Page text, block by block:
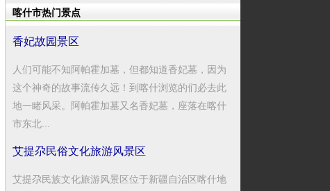
喀什市热门景点
香妃故园景区
人们可能不知阿帕霍加墓，但都知道香妃墓，因为
这个神奇的故事流传久远！到喀什浏览的们必去此
地一睹风采。阿帕霍加墓又名香妃墓，座落在喀什
市东北...
艾提尕民俗文化旅游风景区
艾提尕民族文化旅游风景区位于新疆自治区喀什地